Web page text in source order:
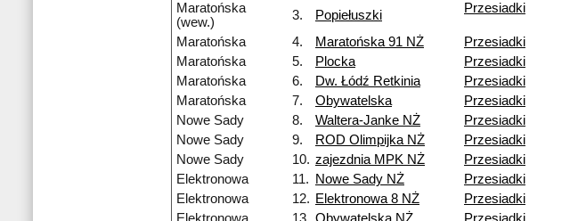
Maratońska
(wew.)
3. Popiełuszki Przesiadki
Maratońska 4. Maratońska 91 NŻ
Przesiadki
Maratońska
5. Plocka
Przesiadki
Maratońska
6. Dw. Łódź Retkinia
Przesiadki
Maratońska
7. Obywatelska
Przesiadki
Nowe Sady
8. Waltera-Janke NŻ
Przesiadki
Nowe Sady
9. ROD Olimpijka NŻ
Przesiadki
Nowe Sady
10. zajezdnia MPK NŻ
Przesiadki
Elektronowa
11. Nowe Sady NŻ
Przesiadki
Elektronowa
12. Elektronowa 8 NŻ
Przesiadki